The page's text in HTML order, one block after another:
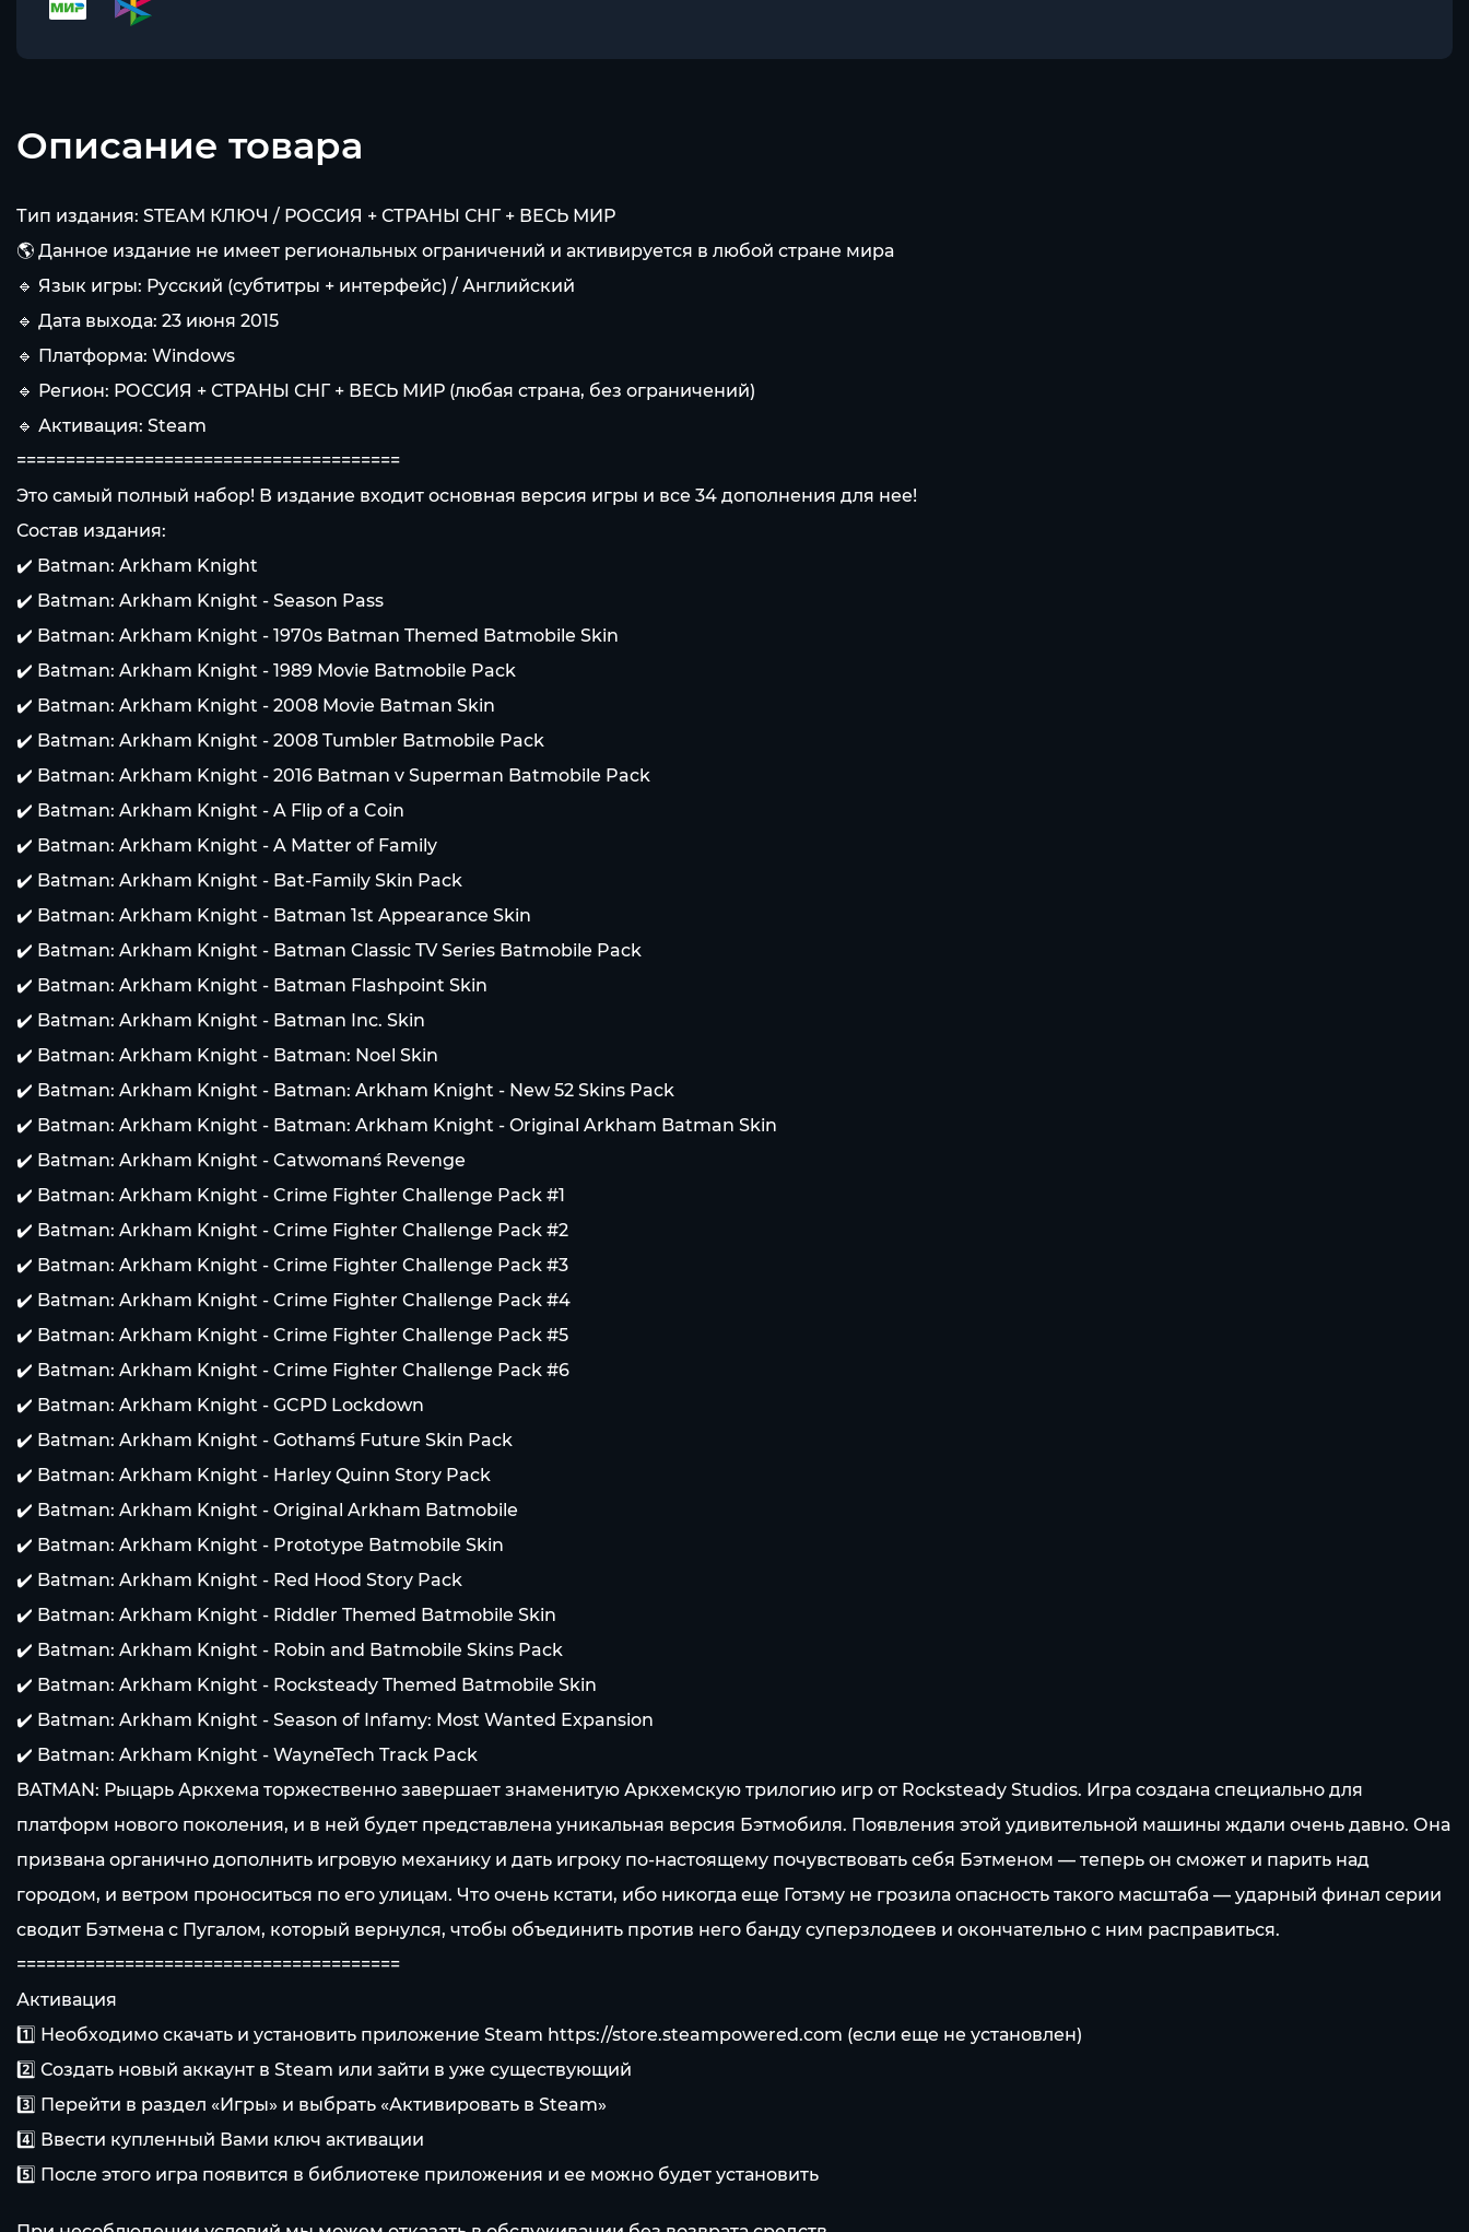
Описание товара
Тип издания: STEAM КЛЮЧ / РОССИЯ + СТРАНЫ СНГ + ВЕСЬ МИР
🌎 Данное издание не имеет региональных ограничений и активируется в любой стране мира
🔹 Язык игры: Русский (субтитры + интерфейс) / Английский
🔹 Дата выхода: 23 июня 2015
🔹 Платформа: Windows
🔹 Регион: РОССИЯ + СТРАНЫ СНГ + ВЕСЬ МИР (любая страна, без ограничений)
🔹 Активация: Steam
=======================================
Это самый полный набор! В издание входит основная версия игры и все 34 дополнения для нее!
Состав издания:
✔️ Batman: Arkham Knight
✔️ Batman: Arkham Knight - Season Pass
✔️ Batman: Arkham Knight - 1970s Batman Themed Batmobile Skin
✔️ Batman: Arkham Knight - 1989 Movie Batmobile Pack
✔️ Batman: Arkham Knight - 2008 Movie Batman Skin
✔️ Batman: Arkham Knight - 2008 Tumbler Batmobile Pack
✔️ Batman: Arkham Knight - 2016 Batman v Superman Batmobile Pack
✔️ Batman: Arkham Knight - A Flip of a Coin
✔️ Batman: Arkham Knight - A Matter of Family
✔️ Batman: Arkham Knight - Bat-Family Skin Pack
✔️ Batman: Arkham Knight - Batman 1st Appearance Skin
✔️ Batman: Arkham Knight - Batman Classic TV Series Batmobile Pack
✔️ Batman: Arkham Knight - Batman Flashpoint Skin
✔️ Batman: Arkham Knight - Batman Inc. Skin
✔️ Batman: Arkham Knight - Batman: Noel Skin
✔️ Batman: Arkham Knight - Batman: Arkham Knight - New 52 Skins Pack
✔️ Batman: Arkham Knight - Batman: Arkham Knight - Original Arkham Batman Skin
✔️ Batman: Arkham Knight - Catwoman´s Revenge
✔️ Batman: Arkham Knight - Crime Fighter Challenge Pack #1
✔️ Batman: Arkham Knight - Crime Fighter Challenge Pack #2
✔️ Batman: Arkham Knight - Crime Fighter Challenge Pack #3
✔️ Batman: Arkham Knight - Crime Fighter Challenge Pack #4
✔️ Batman: Arkham Knight - Crime Fighter Challenge Pack #5
✔️ Batman: Arkham Knight - Crime Fighter Challenge Pack #6
✔️ Batman: Arkham Knight - GCPD Lockdown
✔️ Batman: Arkham Knight - Gotham´s Future Skin Pack
✔️ Batman: Arkham Knight - Harley Quinn Story Pack
✔️ Batman: Arkham Knight - Original Arkham Batmobile
✔️ Batman: Arkham Knight - Prototype Batmobile Skin
✔️ Batman: Arkham Knight - Red Hood Story Pack
✔️ Batman: Arkham Knight - Riddler Themed Batmobile Skin
✔️ Batman: Arkham Knight - Robin and Batmobile Skins Pack
✔️ Batman: Arkham Knight - Rocksteady Themed Batmobile Skin
✔️ Batman: Arkham Knight - Season of Infamy: Most Wanted Expansion
✔️ Batman: Arkham Knight - WayneTech Track Pack
BATMAN: Рыцарь Аркхема торжественно завершает знаменитую Аркхемскую трилогию игр от Rocksteady Studios. Игра создана специально для
платформ нового поколения, и в ней будет представлена уникальная версия Бэтмобиля. Появления этой удивительной машины ждали очень давно. Она
призвана органично дополнить игровую механику и дать игроку по-настоящему почувствовать себя Бэтменом — теперь он сможет и парить над
городом, и ветром проноситься по его улицам. Что очень кстати, ибо никогда еще Готэму не грозила опасность такого масштаба — ударный финал серии
сводит Бэтмена с Пугалом, который вернулся, чтобы объединить против него банду суперзлодеев и окончательно с ним расправиться.
=======================================
Активация
1️⃣ Необходимо скачать и установить приложение Steam https://store.steampowered.com (если еще не установлен)
2️⃣ Создать новый аккаунт в Steam или зайти в уже существующий
3️⃣ Перейти в раздел «Игры» и выбрать «Активировать в Steam»
4️⃣ Ввести купленный Вами ключ активации
5️⃣ После этого игра появится в библиотеке приложения и ее можно будет установить